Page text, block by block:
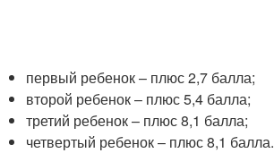
первый ребенок – плюс 2,7 балла;
второй ребенок – плюс 5,4 балла;
третий ребенок – плюс 8,1 балла;
четвертый ребенок – плюс 8,1 балла.